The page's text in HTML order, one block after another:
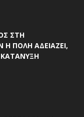
ΣΤΗ
ΠΌΛΗ ΑΔΕΙΆΖΕΙ,
ΚΑΤΆΝΥΞΗ